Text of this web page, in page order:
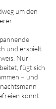
um den
und erspielt
Nur
fügt sich
– und
könnt.